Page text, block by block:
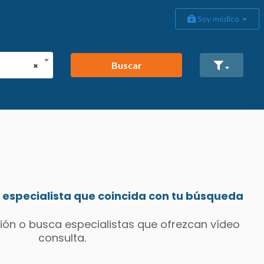
Soy médico
× Buscar
que coincida con tu búsqueda
o busca especialistas que ofrezcan vídeo
consulta.